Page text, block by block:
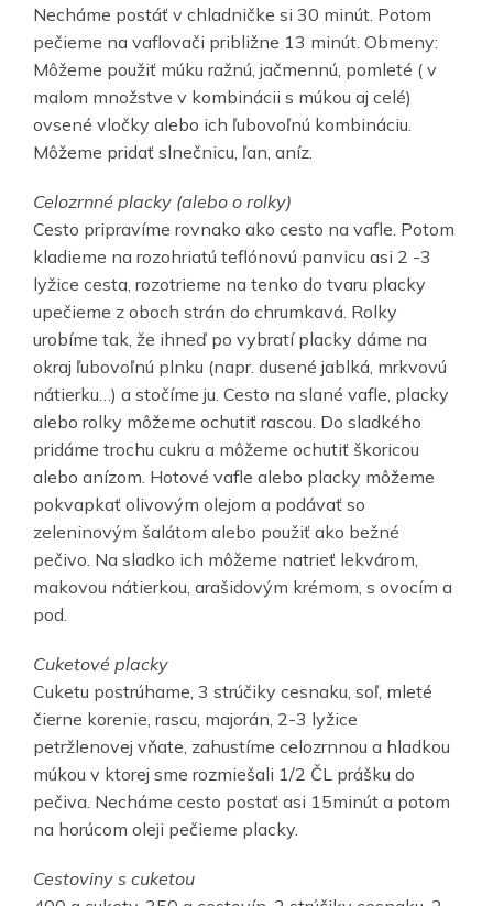
Necháme postáť v chladničke si 30 minút. Potom
pečieme na vaflovači približne 13 minút. Obmeny:
Môžeme použiť múku ražnú, jačmennú, pomleté ( v
malom množstve v kombinácii s múkou aj celé)
ovsené vločky alebo ich ľubovoľnú kombináciu.
Môžeme pridať slnečnicu, ľan, aníz.
Celozrnné placky (alebo o rolky)
Cesto pripravíme rovnako ako cesto na vafle. Potom
kladieme na rozohriatú teflónovú panvicu asi 2 -3
lyžice cesta, rozotrieme na tenko do tvaru placky
upečieme z oboch strán do chrumkavá. Rolky
urobíme tak, že ihneď po vybratí placky dáme na
okraj ľubovoľnú plnku (napr. dusené jablká, mrkvovú
nátierku…) a stočíme ju. Cesto na slané vafle, placky
alebo rolky môžeme ochutiť rascou. Do sladkého
pridáme trochu cukru a môžeme ochutiť škoricou
alebo anízom. Hotové vafle alebo placky môžeme
pokvapkať olivovým olejom a podávať so
zeleninovým šalátom alebo použiť ako bežné
pečivo. Na sladko ich môžeme natrieť lekvárom,
makovou nátierkou, arašidovým krémom, s ovocím a
pod.
Cuketové placky
Cuketu postrúhame, 3 strúčiky cesnaku, soľ, mleté
čierne korenie, rascu, majorán, 2-3 lyžice
petržlenovej vňate, zahustíme celozrnnou a hladkou
múkou v ktorej sme rozmiešali 1/2 ČL prášku do
pečiva. Necháme cesto postať asi 15minút a potom
na horúcom oleji pečieme placky.
Cestoviny s cuketou